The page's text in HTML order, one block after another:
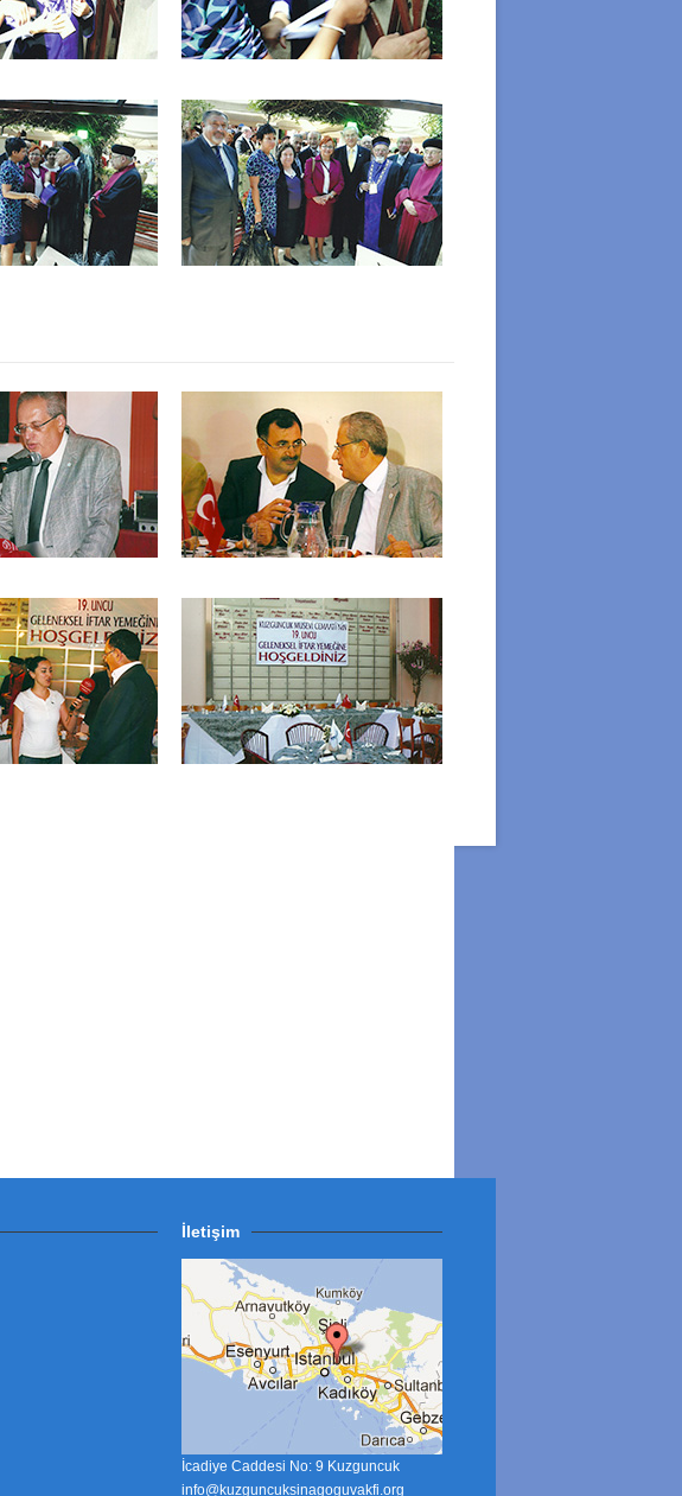
İletişim
İcadiye Caddesi No: 9 Kuzguncuk
info@kuzguncuksinagoguvakfi.org